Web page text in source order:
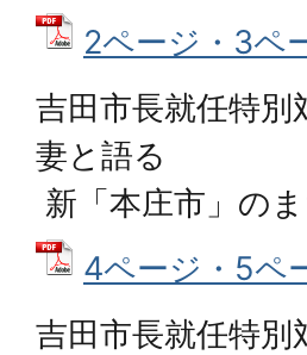
2ページ・3ペ
吉田市長就任特
妻と語る
新「本庄市」の
4ページ・5ペ
吉田市長就任特